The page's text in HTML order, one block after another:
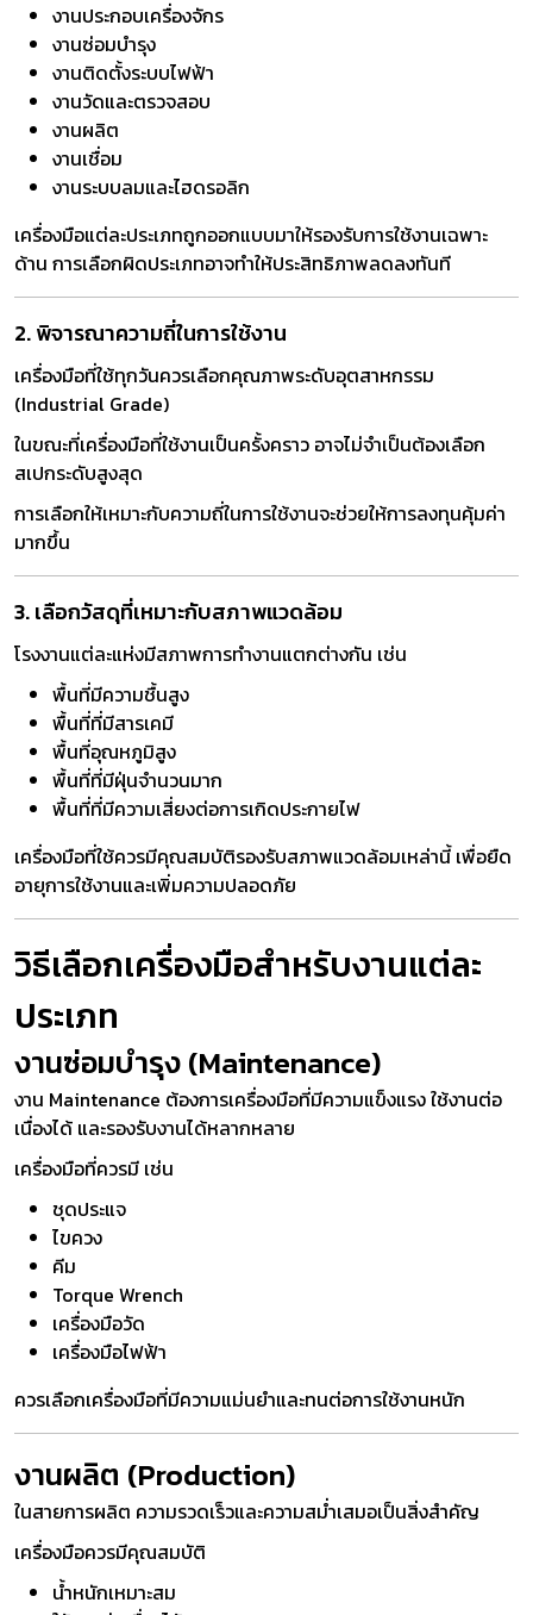
งานประกอบเครื่องจักร
งานซ่อมบำรุง
งานติดตั้งระบบไฟฟ้า
งานวัดและตรวจสอบ
งานผลิต
งานเชื่อม
งานระบบลมและไฮดรอลิก
เครื่องมือแต่ละประเภทถูกออกแบบมาให้รองรับการใช้งานเฉพาะ
ด้าน การเลือกผิดประเภทอาจทำให้ประสิทธิภาพลดลงทันที
2. พิจารณาความถี่ในการใช้งาน
เครื่องมือที่ใช้ทุกวันควรเลือกคุณภาพระดับอุตสาหกรรม
(Industrial Grade)
ในขณะที่เครื่องมือที่ใช้งานเป็นครั้งคราว อาจไม่จำเป็นต้องเลือก
สเปกระดับสูงสุด
การเลือกให้เหมาะกับความถี่ในการใช้งานจะช่วยให้การลงทุนคุ้มค่า
มากขึ้น
3. เลือกวัสดุที่เหมาะกับสภาพแวดล้อม
โรงงานแต่ละแห่งมีสภาพการทำงานแตกต่างกัน เช่น
พื้นที่มีความชื้นสูง
พื้นที่ที่มีสารเคมี
พื้นที่อุณหภูมิสูง
พื้นที่ที่มีฝุ่นจำนวนมาก
พื้นที่ที่มีความเสี่ยงต่อการเกิดประกายไฟ
เครื่องมือที่ใช้ควรมีคุณสมบัติรองรับสภาพแวดล้อมเหล่านี้ เพื่อยืด
อายุการใช้งานและเพิ่มความปลอดภัย
วิธีเลือกเครื่องมือสำหรับงานแต่ละ
ประเภท
งานซ่อมบำรุง (Maintenance)
งาน Maintenance ต้องการเครื่องมือที่มีความแข็งแรง ใช้งานต่อ
เนื่องได้ และรองรับงานได้หลากหลาย
เครื่องมือที่ควรมี เช่น
ชุดประแจ
ไขควง
คีม
Torque Wrench
เครื่องมือวัด
เครื่องมือไฟฟ้า
ควรเลือกเครื่องมือที่มีความแม่นยำและทนต่อการใช้งานหนัก
งานผลิต (Production)
ในสายการผลิต ความรวดเร็วและความสม่ำเสมอเป็นสิ่งสำคัญ
เครื่องมือควรมีคุณสมบัติ
น้ำหนักเหมาะสม